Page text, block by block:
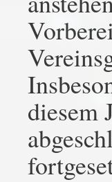
diesem